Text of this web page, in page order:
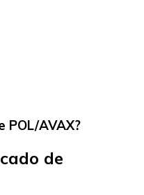
POL/AVAX?
de